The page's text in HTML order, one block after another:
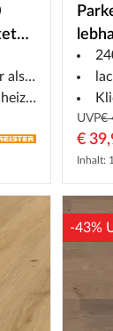
UVP€
€
Inhalt:
-43%